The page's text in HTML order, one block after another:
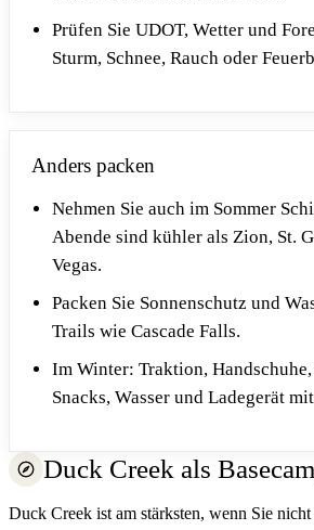
Prüfen Sie UDOT, Wetter und
Sturm, Schnee, Rauch oder
Anders packen
Nehmen Sie auch im Sommer
Abende sind kühler als Zion, St.
Vegas.
Packen Sie Sonnenschutz und
Trails wie Cascade Falls.
Im Winter: Traktion,
Snacks, Wasser und Ladegerät
Duck Creek als
Duck Creek ist am stärksten, wenn Sie